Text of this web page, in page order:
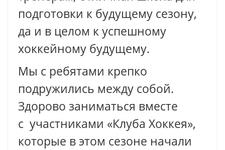
подготовки к будущему сезону,
да и в целом к успешному
хоккейному будущему.
Мы с ребятами крепко
подружились между собой.
Здорово заниматься вместе
с участниками «Клуба Хоккея»,
которые в этом сезоне начали